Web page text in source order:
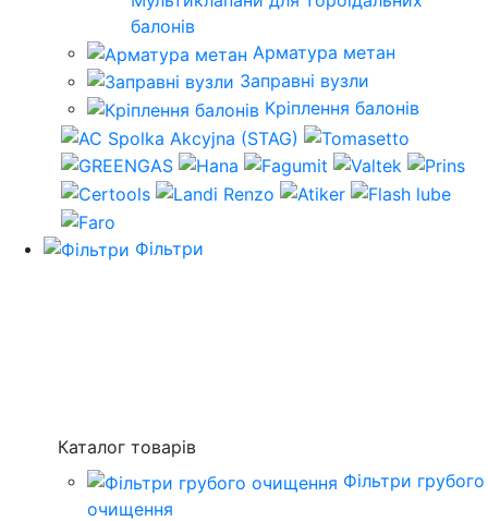
балонів
Арматура метан
Заправні вузли
Кріплення балонів
Фільтри
Каталог товарів
Фільтри грубого
очищення